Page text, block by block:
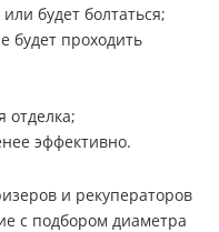
будет болтаться;
будет проходить
отделка;
эффективно.
и рекуператоров
с подбором диаметра